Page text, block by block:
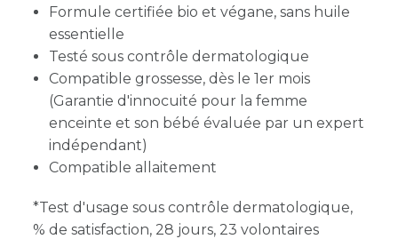
Formule certifiée bio et végane, sans huile
essentielle
Testé sous contrôle dermatologique
Compatible grossesse, dès le 1er mois
(Garantie d'innocuité pour la femme
enceinte et son bébé évaluée par un expert
indépendant)
Compatible allaitement
*Test d'usage sous contrôle dermatologique,
% de satisfaction, 28 jours, 23 volontaires